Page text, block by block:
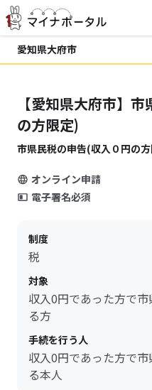
愛知県大府市
【愛知県大府市】
の方限定)
市県民税の申告(収入０円の
オンライン申請
電子署名必須
制度
税
対象
収入0円であった方で
る方
手続を行う人
収入0円であった方で
る本人